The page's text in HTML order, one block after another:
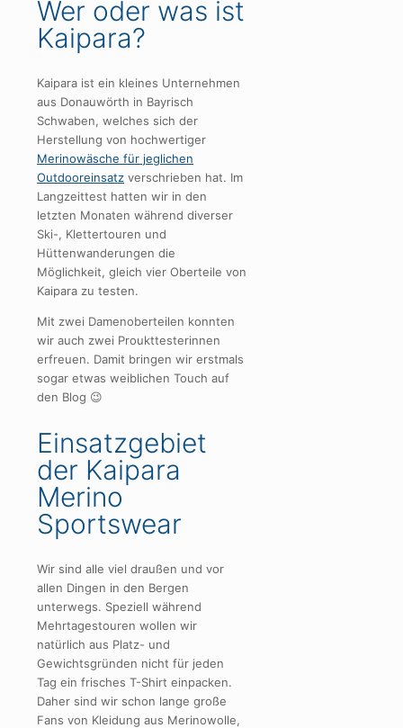
Wer oder was ist
Kaipara?
Kaipara ist ein kleines Unternehmen
aus Donauwörth in Bayrisch
Schwaben, welches sich der
Herstellung von hochwertiger
Merinowäsche für jeglichen
Outdooreinsatz verschrieben hat. Im
Langzeittest hatten wir in den
letzten Monaten während diverser
Ski-, Klettertouren und
Hüttenwanderungen die
Möglichkeit, gleich vier Oberteile von
Kaipara zu testen.
Mit zwei Damenoberteilen konnten
wir auch zwei Proukttesterinnen
erfreuen. Damit bringen wir erstmals
sogar etwas weiblichen Touch auf
den Blog 😉
Einsatzgebiet
der Kaipara
Merino
Sportswear
Wir sind alle viel draußen und vor
allen Dingen in den Bergen
unterwegs. Speziell während
Mehrtagestouren wollen wir
natürlich aus Platz- und
Gewichtsgründen nicht für jeden
Tag ein frisches T-Shirt einpacken.
Daher sind wir schon lange große
Fans von Kleidung aus Merinowolle,